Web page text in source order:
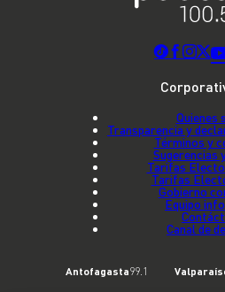
Quienes
Transparencia y
Términos y
Sugerencias
Tarifas
Tarifas
Gobierno
Equipo
Canal de
Antofagasta99.1